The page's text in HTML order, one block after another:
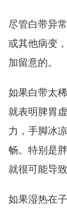
尽管白带异
或其他病变
加留意的。
如果白带太
就表明脾胃
力，手脚冰
畅。特别是
就很可能导
如果湿热在